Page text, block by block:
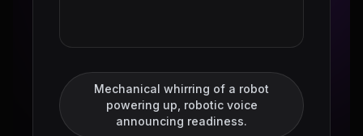
Mechanical whirring of a robot
powering up, robotic voice
announcing readiness.